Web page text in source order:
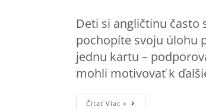
Deti si angličtinu často
pochopíte svoju úlohu
jednu kartu –
mohli motivovať k
Čítať Viac »